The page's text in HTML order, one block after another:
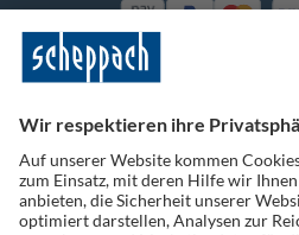
Folge uns auf